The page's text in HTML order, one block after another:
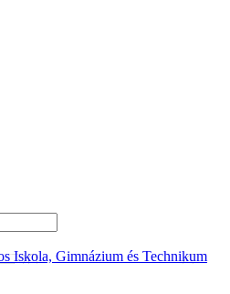
Iskola, Gimnázium és Technikum